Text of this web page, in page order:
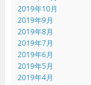
2019年10月
2019年9月
2019年8月
2019年7月
2019年6月
2019年5月
2019年4月